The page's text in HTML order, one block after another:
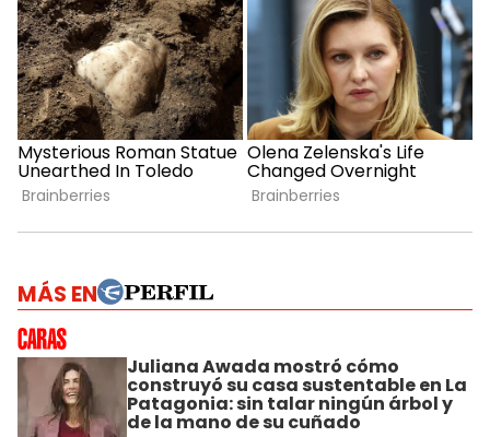
MÁS EN
Juliana Awada mostró cómo
construyó su casa sustentable en La
Patagonia: sin talar ningún árbol y
de la mano de su cuñado